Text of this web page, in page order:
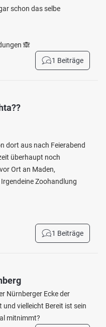
schon das selbe
🙈
1 Beiträge
dort aus nach Feierabend
überhaupt noch
Ort an Maden,
Zoohandlung
1 Beiträge
Nürnberger Ecke der
vielleicht Bereit ist sein
mitnimmt?